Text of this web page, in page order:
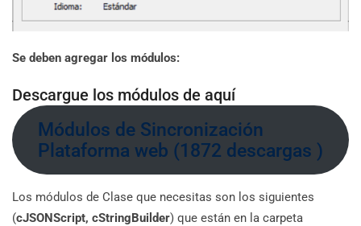
Se deben agregar los módulos:
Descargue los módulos de aquí
Módulos de Sincronización
Plataforma web (1872 descargas )
Los módulos de Clase que necesitas son los siguientes
(cJSONScript, cStringBuilder) que están en la carpeta